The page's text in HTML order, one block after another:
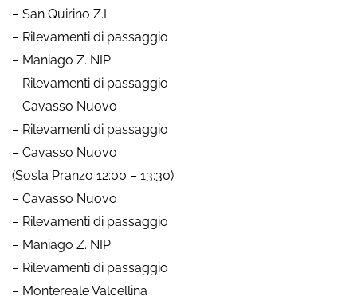
– San Quirino Z.I.
– Rilevamenti di passaggio
– Maniago Z. NIP
– Rilevamenti di passaggio
– Cavasso Nuovo
– Rilevamenti di passaggio
– Cavasso Nuovo
(Sosta Pranzo 12:00 – 13:30)
– Cavasso Nuovo
– Rilevamenti di passaggio
– Maniago Z. NIP
– Rilevamenti di passaggio
– Montereale Valcellina